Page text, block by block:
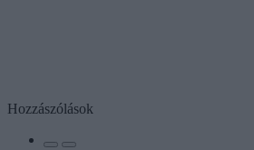
Hozzászólások